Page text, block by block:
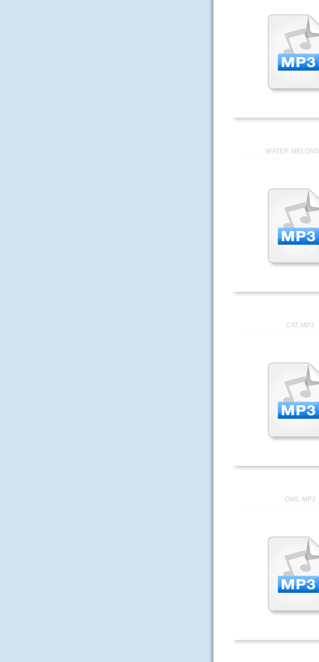
WATER
CAT.MP3
OWL.MP3